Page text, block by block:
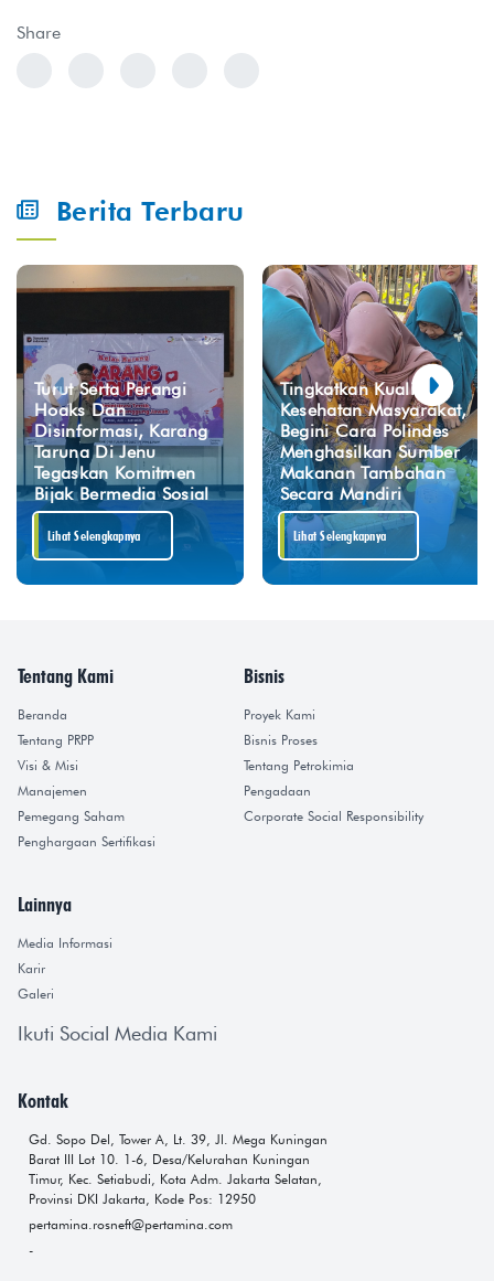
Share
Berita Terbaru
Turut Serta Perangi
Hoaks Dan
Disinformasi, Karang
Taruna Di Jenu
Tegaskan Komitmen
Bijak Bermedia Sosial
Lihat Selengkapnya
Tingkatkan Kualitas
Kesehatan Masyarakat,
Begini Cara Polindes
Menghasilkan Sumber
Makanan Tambahan
Secara Mandiri
Lihat Selengkapnya
Tentang Kami
Beranda
Tentang PRPP
Visi & Misi
Manajemen
Pemegang Saham
Penghargaan Sertifikasi
Bisnis
Proyek Kami
Bisnis Proses
Tentang Petrokimia
Pengadaan
Corporate Social Responsibility
Lainnya
Media Informasi
Karir
Galeri
Ikuti Social Media Kami
Kontak
Gd. Sopo Del, Tower A, Lt. 39, Jl. Mega Kuningan
Barat III Lot 10. 1-6, Desa/Kelurahan Kuningan
Timur, Kec. Setiabudi, Kota Adm. Jakarta Selatan,
Provinsi DKI Jakarta, Kode Pos: 12950
pertamina.rosneft@pertamina.com
-